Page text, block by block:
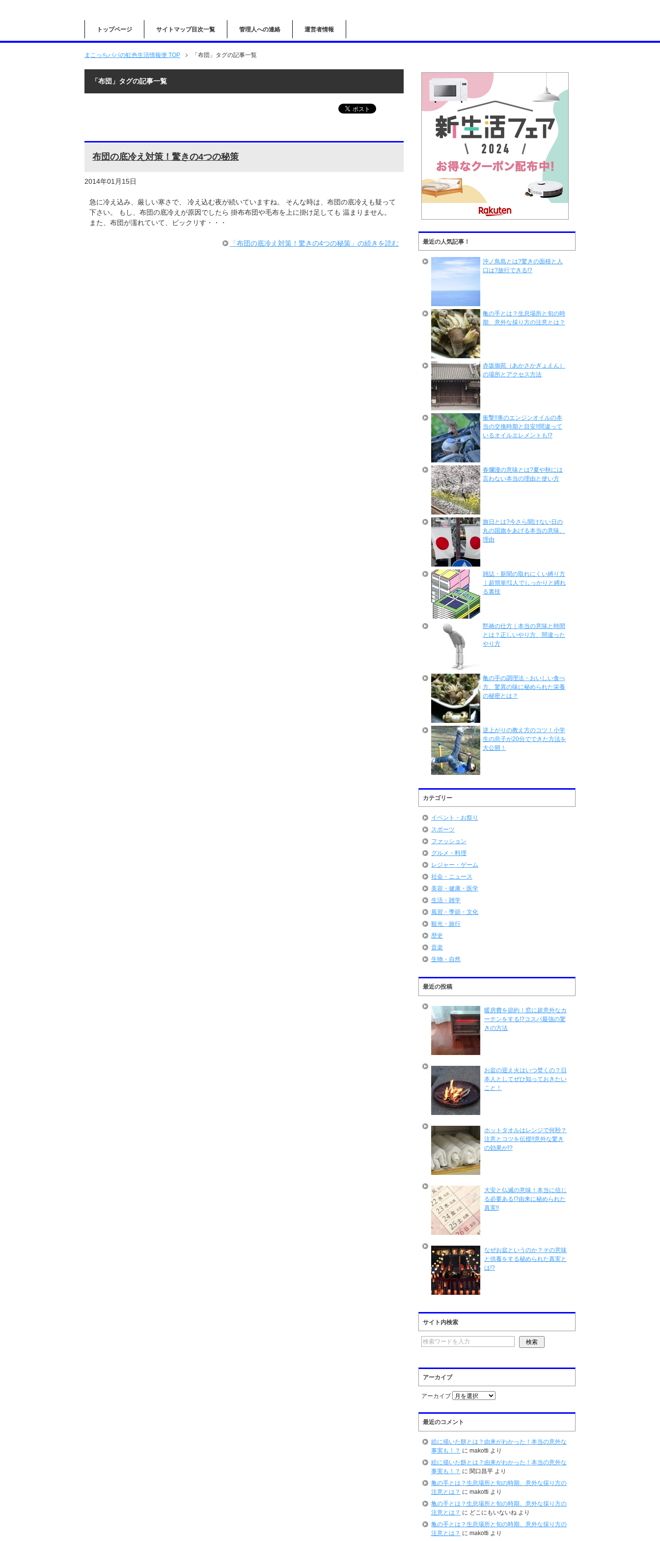
トップページ サイトマップ目次一覧 管理人への連絡 運営者情報
まこっちパパの虹色生活情報便 TOP 「布団」タグの記事一覧
「布団」タグの記事一覧
布団の底冷え対策！驚きの4つの秘策
2014年01月15日
急に冷え込み、厳しい寒さで、 冷え込む夜が続いていますね。 そんな時は、布団の底冷えも疑って
下さい。 もし、布団の底冷えが原因でしたら 掛布布団や毛布を上に掛け足しても 温まりません。
また、布団が濡れていて、ビックリす・・・
「布団の底冷え対策！驚きの4つの秘策」の続きを読む 最近の人気記事！
沖ノ鳥島とは?驚きの面積と人
口は?旅行できる!?
亀の手とは？生息場所と旬の時
期、意外な採り方の注意とは？
赤坂御苑（あかさかぎょえん）
の場所とアクセス方法
衝撃!!車のエンジンオイルの本
当の交換時期と目安!!間違って
いるオイルエレメントも!?
春爛漫の意味とは?夏や秋には
言わない本当の理由と使い方
旗日とは?今さら聞けない日の
丸の国旗をあげる本当の意味、
理由
雑誌・新聞の取れにくい縛り方
｜超簡単!!1人でしっかりと縛れ
る裏技
黙祷の仕方｜本当の意味と時間
とは？正しいやり方、間違った
やり方
亀の手の調理法・おいしい食べ
方、驚異の味に秘められた栄養
の秘密とは？
逆上がりの教え方のコツ！小学
生の息子が20分でできた方法を
大公開！
カテゴリー
イベント・お祭り
スポーツ
ファッション
グルメ・料理
レジャー・ゲーム
社会・ニュース
美容・健康・医学
生活・雑学
風習・季節・文化
観光・旅行
歴史
音楽
生物・自然
最近の投稿
暖房費を節約！窓に超意外なカ
ーテンをする!?コスパ最強の驚
きの方法
お盆の迎え火はいつ焚くの？日
本人としてぜひ知っておきたい
こと！
ホットタオルはレンジで何秒？
注意とコツを伝授!!意外な驚き
の効果が!?
大安と仏滅の意味！本当に信じ
る必要ある!?由来に秘められた
真実!!
なぜお盆というのか？その意味
と供養をする秘められた真実と
は!?
サイト内検索
アーカイブ
アーカイブ
最近のコメント
絵に描いた餅とは？由来がわかった！本当の意外な
事実も！？ に makotti より
絵に描いた餅とは？由来がわかった！本当の意外な
事実も！？ に 関口昌平 より
亀の手とは？生息場所と旬の時期、意外な採り方の
注意とは？ に makotti より
亀の手とは？生息場所と旬の時期、意外な採り方の
注意とは？ に どこにもいないね より
亀の手とは？生息場所と旬の時期、意外な採り方の
注意とは？ に makotti より